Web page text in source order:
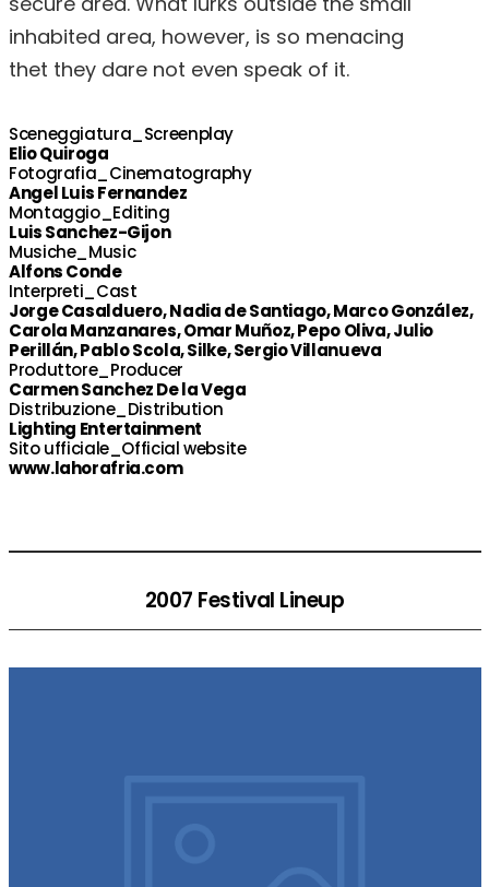
inhabited area, however, is so menacing
thet they dare not even speak of it.
Sceneggiatura_Screenplay
Elio Quiroga
Fotografia_Cinematography
Angel Luis Fernandez
Montaggio_Editing
Luis Sanchez-Gijon
Musiche_Music
Alfons Conde
Interpreti_Cast
Jorge Casalduero, Nadia de Santiago, Marco González,
Carola Manzanares, Omar Muñoz, Pepo Oliva, Julio
Perillán, Pablo Scola, Silke, Sergio Villanueva
Produttore_Producer
Carmen Sanchez De la Vega
Distribuzione_Distribution
Lighting Entertainment
Sito ufficiale_Official website
www.lahorafria.com
2007 Festival Lineup